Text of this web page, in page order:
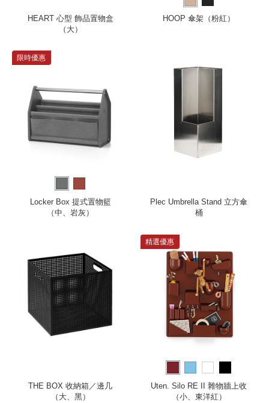
HEART 心型 飾品置物盒
（大）
HOOP 傘架（粉紅）
限時優惠
Locker Box 提式置物籃
（中、岩灰）
Plec Umbrella Stand 立方傘
桶
THE BOX 收納箱／邊几
（大、黑）
精選優惠
Uten. Silo RE II 雜物牆上收
（小、東洋紅）